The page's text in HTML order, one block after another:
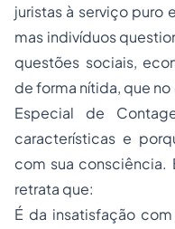
juristas à serviço puro
mas indivíduos
questões sociais,
de forma nítida, que
Especial de
características e
com sua consciência.
retrata que:
É da insatisfação